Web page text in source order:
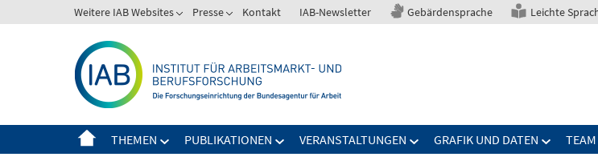
zum
Weitere IAB Websites Presse Kontakt IAB-Newsletter Gebärdensprache Leichte
THEMEN PUBLIKATIONEN VERANSTALTUNGEN GRAFIK UND DATEN TEAM